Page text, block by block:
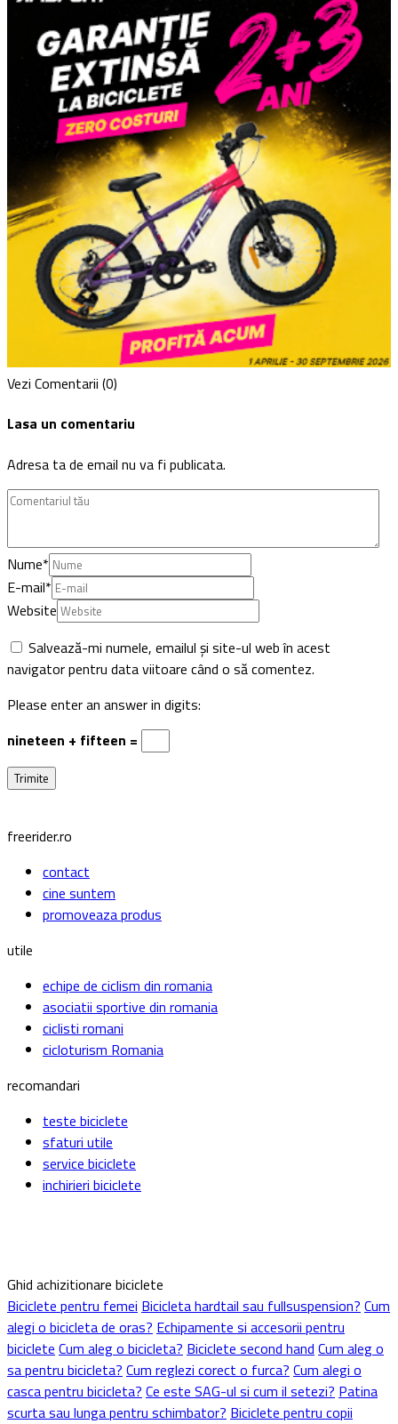
Lasa un comentariu
Adresa ta de email nu va fi publicata.
Nume*
E-mail*
Website
Salvează-mi numele, emailul și site-ul web în acest
navigator pentru data viitoare când o să comentez.
Please enter an answer in digits:
nineteen + fifteen =
freerider.ro
contact
promoveaza produs
utile
echipe de ciclism din romania
asociatii sportive din romania
ciclisti romani
cicloturism Romania
recomandari
teste biciclete
sfaturi utile
service biciclete
Ghid achizitionare biciclete
alegi o bicicleta de oras?
bicicleteCum aleg o bicicleta?Biciclete second hand
sa pentru bicicleta?Cum reglezi corect o furca?
casca pentru bicicleta?
scurta sau lunga pentru schimbator?
copii?
Inchirieri biciclete la munte
electriceCursuri bicicleta MTB
de cookiesPolitica de confidentialitate
parteneri